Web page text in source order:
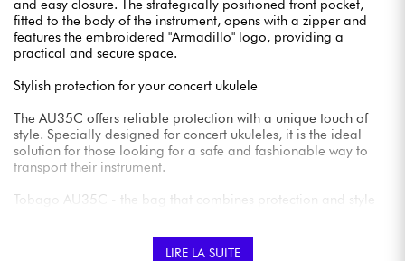
and easy closure. The strategically positioned front pocket,
fitted to the body of the instrument, opens with a zipper and
features the embroidered "Armadillo" logo, providing a
practical and secure space.
Stylish protection for your concert ukulele
The AU35C offers reliable protection with a unique touch of
style. Specially designed for concert ukuleles, it is the ideal
solution for those looking for a safe and fashionable way to
transport their instrument.
Tobago AU35C - the bag that combines protection and style
LIRE LA SUITE